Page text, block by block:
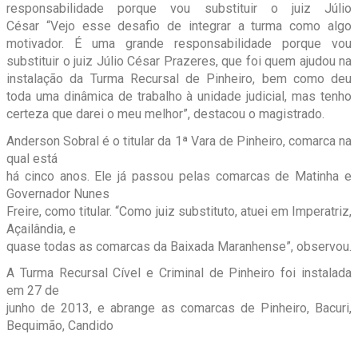
responsabilidade porque vou substituir o juiz Júlio
César “Vejo esse desafio de integrar a turma como algo
motivador. É uma grande responsabilidade porque vou
substituir o juiz Júlio César Prazeres, que foi quem ajudou na
instalação da Turma Recursal de Pinheiro, bem como deu
toda uma dinâmica de trabalho à unidade judicial, mas tenho
certeza que darei o meu melhor”, destacou o magistrado.
Anderson Sobral é o titular da 1ª Vara de Pinheiro, comarca na
qual está
há cinco anos. Ele já passou pelas comarcas de Matinha e
Governador Nunes
Freire, como titular. “Como juiz substituto, atuei em Imperatriz,
Açailândia, e
quase todas as comarcas da Baixada Maranhense”, observou.
A Turma Recursal Cível e Criminal de Pinheiro foi instalada
em 27 de
junho de 2013, e abrange as comarcas de Pinheiro, Bacuri,
Bequimão, Candido